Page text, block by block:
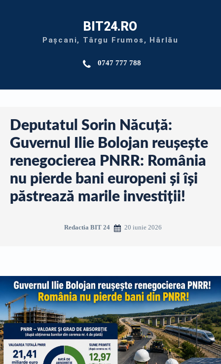
BIT24.RO
Pașcani, Târgu Frumos, Hârlău
0747 777 788
Deputatul Sorin Năcuță:
Guvernul Ilie Bolojan reușește
renegocierea PNRR: România
nu pierde bani europeni și își
păstrează marile investiții!
Redactia BIT 24 20 iunie 2026